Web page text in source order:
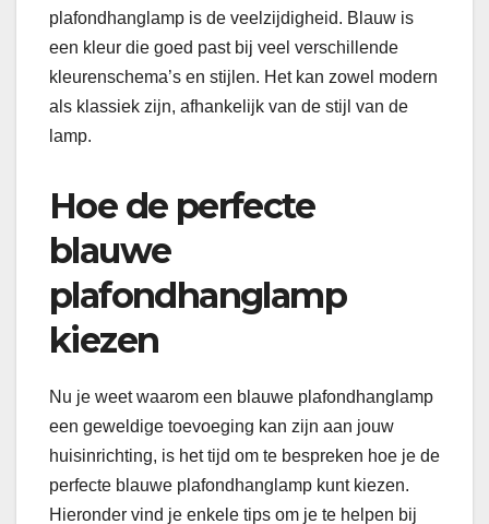
plafondhanglamp is de veelzijdigheid. Blauw is
een kleur die goed past bij veel verschillende
kleurenschema’s en stijlen. Het kan zowel modern
als klassiek zijn, afhankelijk van de stijl van de
lamp.
Hoe de perfecte
blauwe
plafondhanglamp
kiezen
Nu je weet waarom een blauwe plafondhanglamp
een geweldige toevoeging kan zijn aan jouw
huisinrichting, is het tijd om te bespreken hoe je de
perfecte blauwe plafondhanglamp kunt kiezen.
Hieronder vind je enkele tips om je te helpen bij